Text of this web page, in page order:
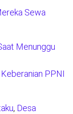
Sewa
PPNI
, Desa